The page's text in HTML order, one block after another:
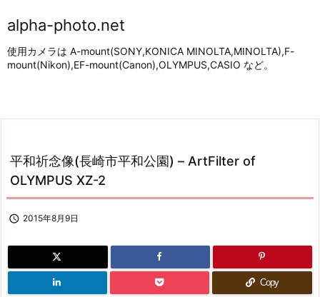
alpha-photo.net
使用カメラは A-mount(SONY,KONICA MINOLTA,MINOLTA),F-
mount(Nikon),EF-mount(Canon),OLYMPUS,CASIO など。
平和祈念像(長崎市平和公園) – ArtFilter of
OLYMPUS XZ-2
 2015年8月9日
Copy